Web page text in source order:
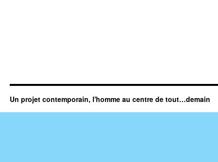
Un projet contemporain, l'homme au centre de tout…demain